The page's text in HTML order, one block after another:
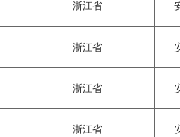
浙江省
浙江省
浙江省
浙江省